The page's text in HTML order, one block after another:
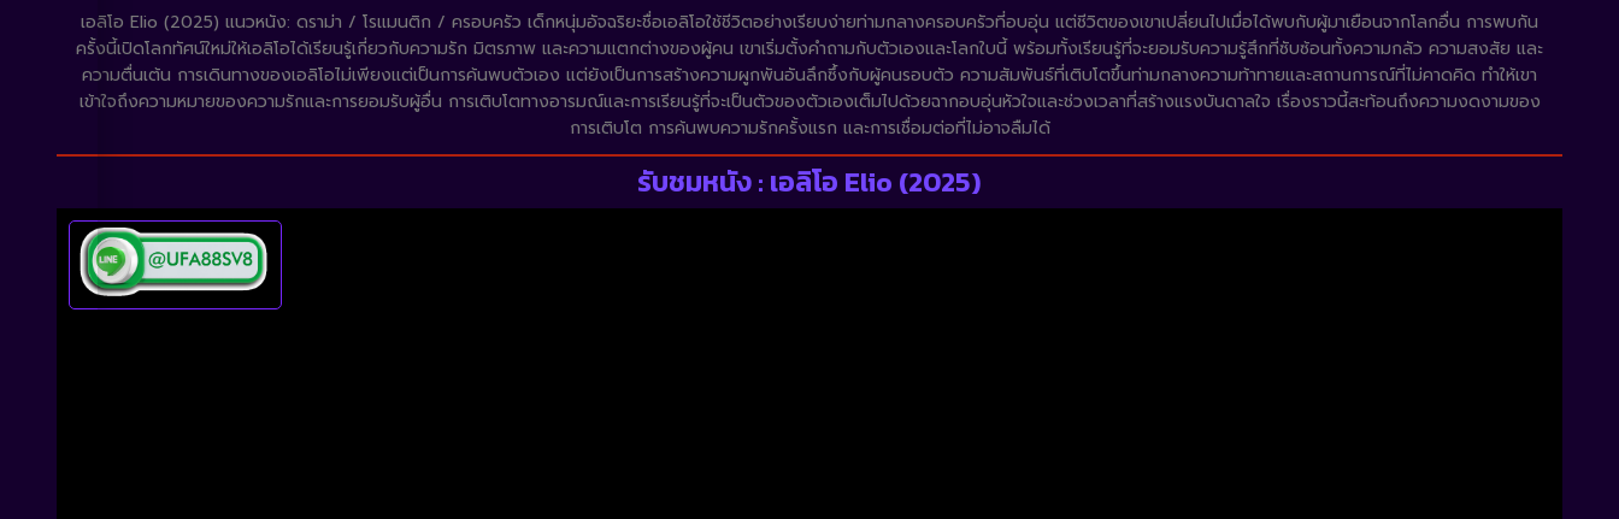
เอลิโอ Elio (2025) แนวหนัง: ดราม่า / โรแมนติก / ครอบครัว เด็กหนุ่มอัจฉริยะชื่อเอลิโอใช้ชีวิตอย่างเรียบง่ายท่ามกลางครอบครัวที่อบอุ่น แต่ชีวิตของเขาเปลี่ยนไปเมื่อได้พบกับผู้มาเยือนจากโลกอื่น การพบกัน
ครั้งนี้เปิดโลกทัศน์ใหม่ให้เอลิโอได้เรียนรู้เกี่ยวกับความรัก มิตรภาพ และความแตกต่างของผู้คน เขาเริ่มตั้งคำถามกับตัวเองและโลกใบนี้ พร้อมทั้งเรียนรู้ที่จะยอมรับความรู้สึกที่ซับซ้อนทั้งความกลัว ความสงสัย และ
ความตื่นเต้น การเดินทางของเอลิโอไม่เพียงแต่เป็นการค้นพบตัวเอง แต่ยังเป็นการสร้างความผูกพันอันลึกซึ้งกับผู้คนรอบตัว ความสัมพันธ์ที่เติบโตขึ้นท่ามกลางความท้าทายและสถานการณ์ที่ไม่คาดคิด ทำให้เขา
เข้าใจถึงความหมายของความรักและการยอมรับผู้อื่น การเติบโตทางอารมณ์และการเรียนรู้ที่จะเป็นตัวของตัวเองเต็มไปด้วยฉากอบอุ่นหัวใจและช่วงเวลาที่สร้างแรงบันดาลใจ เรื่องราวนี้สะท้อนถึงความงดงามของ
การเติบโต การค้นพบความรักครั้งแรก และการเชื่อมต่อที่ไม่อาจลืมได้
รับชมหนัง : เอลิโอ Elio (2025)